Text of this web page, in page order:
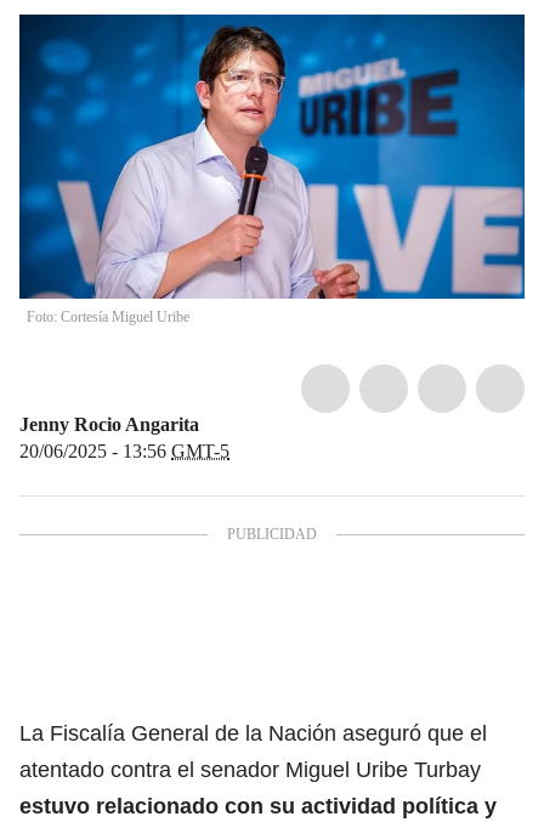
Foto: Cortesía Miguel Uribe
Jenny Rocio Angarita
20/06/2025 - 13:56 GMT-5
La Fiscalía General de la Nación aseguró que el
atentado contra el senador Miguel Uribe Turbay
estuvo relacionado con su actividad política y